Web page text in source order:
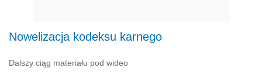
Nowelizacja kodeksu karnego
Dalszy ciąg materiału pod wideo